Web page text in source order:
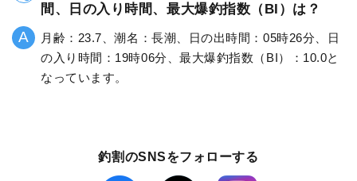
間、日の入り時間、最大爆釣指数（BI）は？
月齢：23.7、潮名：長潮、日の出時間：05時26分、日
の入り時間：19時06分、最大爆釣指数（BI）：10.0と
なっています。
釣割のSNSをフォローする